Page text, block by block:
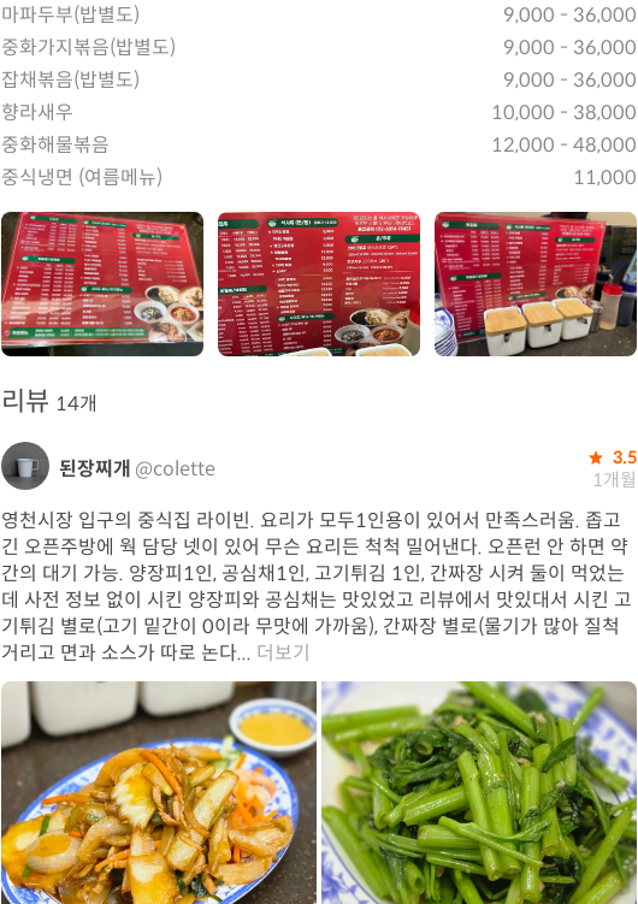
마파두부(밥별도)
9,000 - 36,000
중화가지볶음(밥별도)
9,000 - 36,000
잡채볶음(밥별도)
9,000 - 36,000
향라새우
10,000 - 38,000
중화해물볶음
12,000 - 48,000
중식냉면 (여름메뉴)
11,000
리뷰 14개
된장찌개 @colette 3.5
1개월
영천시장 입구의 중식집 라이빈. 요리가 모두1인용이 있어서 만족스러움. 좁고
긴 오픈주방에 웍 담당 넷이 있어 무슨 요리든 척척 밀어낸다. 오픈런 안 하면 약
간의 대기 가능. 양장피1인, 공심채1인, 고기튀김 1인, 간짜장 시켜 둘이 먹었는
데 사전 정보 없이 시킨 양장피와 공심채는 맛있었고 리뷰에서 맛있대서 시킨 고
기튀김 별로(고기 밑간이 0이라 무맛에 가까움), 간짜장 별로(물기가 많아 질척
거리고 면과 소스가 따로 논다... 더보기